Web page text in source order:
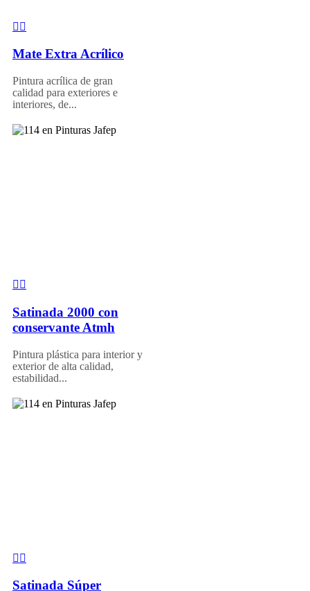
Mate Extra Acrílico
Pintura acrílica de gran
calidad para exteriores e
interiores, de...
Satinada 2000 con
conservante Atmh
Pintura plástica para interior y
exterior de alta calidad,
estabilidad...
Satinada Súper